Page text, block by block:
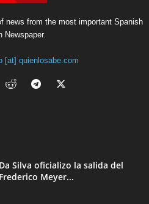
news from the most important Spanish
Newspaper.
[at] quienlosabe.com
Silva oficializo la salida del
Meyer...